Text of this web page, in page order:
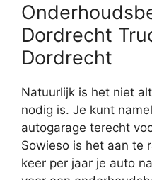
Dordrecht
Dordrecht
Natuurlijk is het niet
nodig is. Je kunt
autogarage terecht
Sowieso is het aan te
keer per jaar je auto